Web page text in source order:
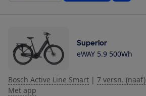
Superior
eWAY 5.9 500Wh
Bosch Active Line Smart | 7 versn. (naaf)
Met app